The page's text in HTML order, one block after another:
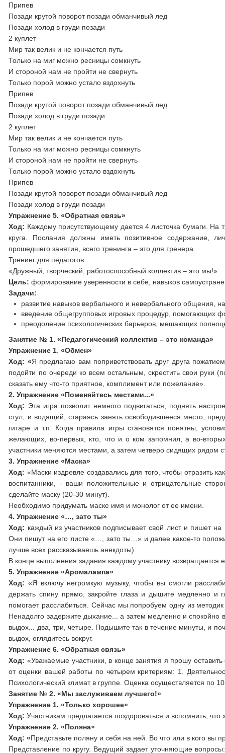
Припев
Позади крутой поворот позади обманчивый лед
Позади холод в груди позади
2 куплет
Мир так велик и не кончается путь
Только на миг можно ресницы сомкнуть
И стороной нам не пройти не свернуть
Только порой можно устало вздохнуть
Припев
Позади крутой поворот позади обманчивый лед
Позади холод в груди позади
2 куплет
Мир так велик и не кончается путь
Только на миг можно ресницы сомкнуть
И стороной нам не пройти не свернуть
Только порой можно устало вздохнуть
Припев
Позади крутой поворот позади обманчивый лед
Позади холод в груди позади
Упражнение 5. «Обратная связь»
Ход: Каждому присутствующему дается 4 листочка бумаги. На
круга. Послания должны иметь позитивное содержание,
прошедшего занятия, всего тренинга – это для тренера.
Тренинг для педагогов
«Дружный, творческий, работоспособный коллектив – это мы!»
Цель: формирование уверенности в себе, навыков
Задачи:
развитие навыков вербального и невербального общения,
введение общегрупповых игровых процедур, помогающих
преодоление психологических барьеров, мешающих
Занятие № 1. «Педагогический коллектив – это команда»
Упражнение 1 .«Обмен»
Ход: «Я предлагаю вам поприветствовать друг друга
подойти по очереди ко всем остальным, скрестить свои руки
сказать ему что-то приятное, комплимент или пожелание».
2. Упражнение «Поменяйтесь местами...»
Ход: Эта игра позволит немного подвигаться, поднять
стул, и водящий, стараясь занять освободившееся место,
гитаре и т.п. Когда правила игры становятся понятны,
желающих, во-первых, кто, что и о ком запомнил, а во-
участники меняются местами, а затем четверо сидящих рядом
3. Упражнение «Маска»
Ход: «Маски издревле создавались для того, чтобы отразить
воспитанники, - ваши положительные и отрицательные
сделайте маску (20-30 минут).
Необходимо придумать маске имя и монолог от ее имени.
4. Упражнение «…, зато ты»
Ход: каждый из участников подписывает свой лист и пишет
Они пишут на его листе «…, зато ты…» и далее какое-то
лучше всех рассказываешь анекдоты)
В конце выполнения задания каждому участнику возвращается
5. Упражнение «Аромалампа»
Ход: «Я включу негромкую музыку, чтобы вы смогли
держать спину прямо, закройте глаза и дышите медленно и
помогает расслабиться. Сейчас мы попробуем одну из
Ненадолго задержите дыхание... а затем медленно и
выдох... два, три, четыре. Подышите так в течение минуты, и
выдох, оглядитесь вокруг.
Упражнение 6. «Обратная связь»
Ход: «Уважаемые участники, в конце занятия я прошу
от оценки вашей работы по четырем критериям: 1.
Психологический климат в группе. Оценка осуществляется по
Занятие № 2. «Мы заслуживаем лучшего!»
Упражнение 1. «Только хорошее»
Ход: Участникам предлагается поздороваться и вспомнить,
Упражнение 2. «Поляна»
Ход: «Представьте поляну и себя на ней. Во что или в кого вы
Представление по кругу. Ведущий задает уточняющие